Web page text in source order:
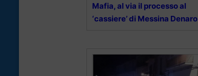
Mafia, al via il processo al
‘cassiere’ di Messina Denaro